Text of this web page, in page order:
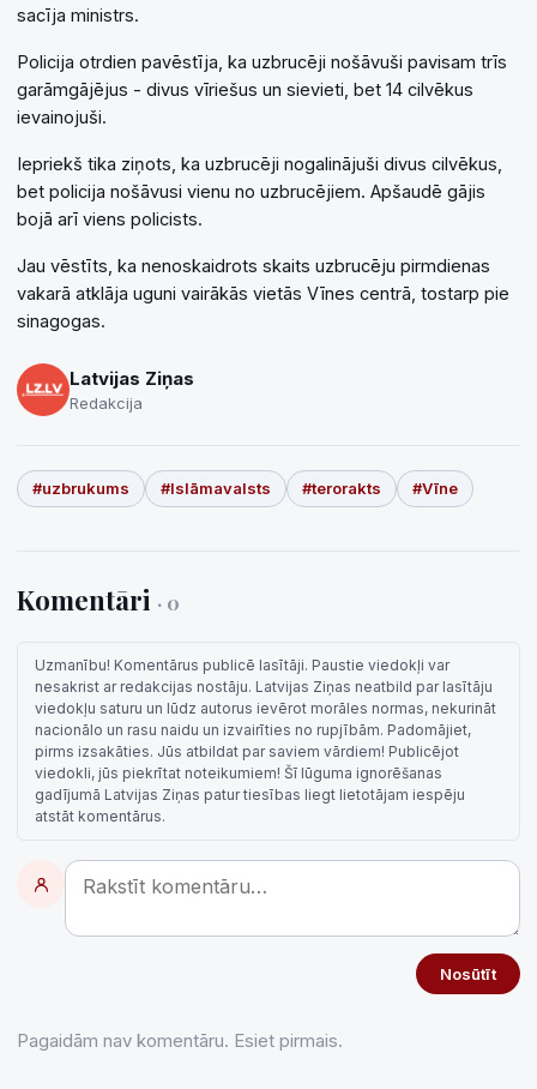
sacīja ministrs.
Policija otrdien pavēstīja, ka uzbrucēji nošāvuši pavisam trīs
garāmgājējus - divus vīriešus un sievieti, bet 14 cilvēkus
ievainojuši.
Iepriekš tika ziņots, ka uzbrucēji nogalinājuši divus cilvēkus,
bet policija nošāvusi vienu no uzbrucējiem. Apšaudē gājis
bojā arī viens policists.
Jau vēstīts, ka nenoskaidrots skaits uzbrucēju pirmdienas
vakarā atklāja uguni vairākās vietās Vīnes centrā, tostarp pie
sinagogas.
Latvijas Ziņas
Redakcija
#uzbrukums #Islāmavalsts #terorakts #Vīne
Komentāri · 0
Uzmanību! Komentārus publicē lasītāji. Paustie viedokļi var
nesakrist ar redakcijas nostāju. Latvijas Ziņas neatbild par lasītāju
viedokļu saturu un lūdz autorus ievērot morāles normas, nekurināt
nacionālo un rasu naidu un izvairīties no rupjībām. Padomājiet,
pirms izsakāties. Jūs atbildat par saviem vārdiem! Publicējot
viedokli, jūs piekrītat noteikumiem! Šī lūguma ignorēšanas
gadījumā Latvijas Ziņas patur tiesības liegt lietotājam iespēju
atstāt komentārus.
Nosūtīt
Pagaidām nav komentāru. Esiet pirmais.